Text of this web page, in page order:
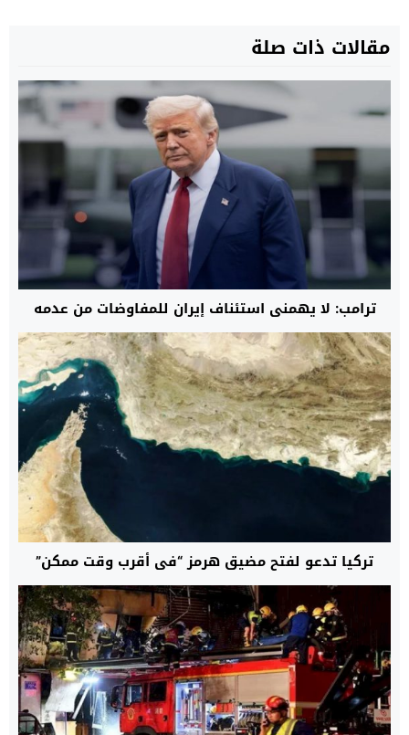
مقالات ذات صلة
ترامب: لا يهمني استئناف إيران للمفاوضات من عدمه
تركيا تدعو لفتح مضيق هرمز “في أقرب وقت ممكن”